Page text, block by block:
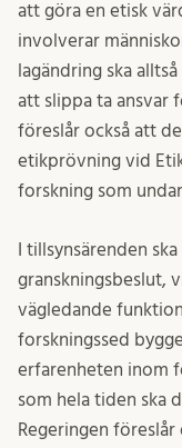
att göra en etisk
involverar
lagändring ska
att slippa ta ansvar
föreslår också att
etikprövning vid
forskning som
I tillsynsärenden
granskningsbeslut,
vägledande
forskningssed
erfarenheten inom
som hela tiden ska
Regeringen föreslår